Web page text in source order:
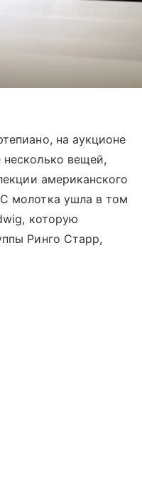
на аукционе
вещей,
американского
молотка ушла в том
которую
Ринго Старр,